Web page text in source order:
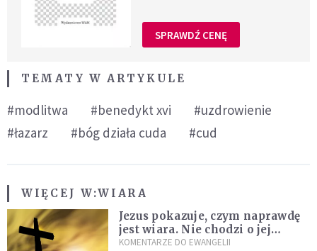
SPRAWDŹ CENĘ
TEMATY W ARTYKULE
#modlitwa #benedykt xvi
#uzdrowienie
#łazarz
#bóg działa cuda #cud
WIĘCEJ W:WIARA
Jezus pokazuje, czym naprawdę
jest wiara. Nie chodzi o jej
wielkość
KOMENTARZE DO EWANGELII